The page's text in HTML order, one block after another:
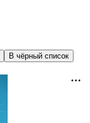
В чёрный список